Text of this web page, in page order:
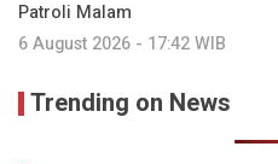
Patroli Malam
6 August 2026 - 17:42 WIB
Trending on News